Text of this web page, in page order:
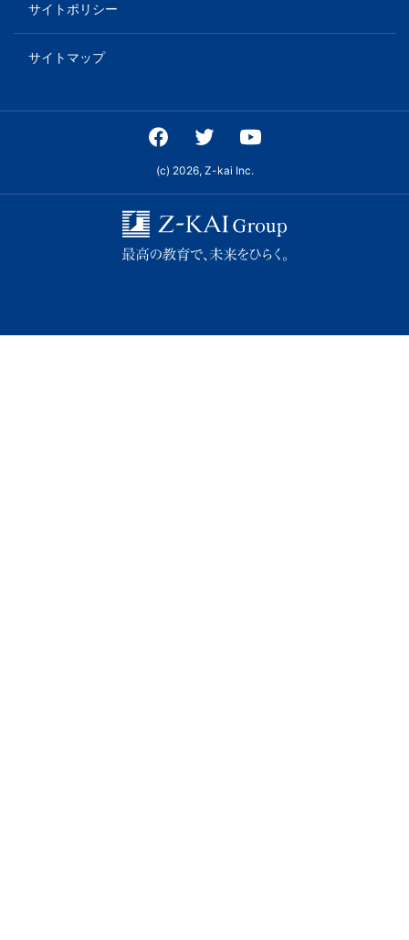
の
サ
ー
ス
紹
サイトポリシー
サイトマップ
(c) 2026, Z-kai Inc.